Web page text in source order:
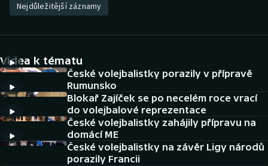
Atletika
DALŠÍ SPORTY
Americký fotbal
Baseball a softbal
NEPŘEHLÉDNĚTE
Historické návraty
Nejdůležitější záznamy
Videa k tématu
České volejbalistky porazily v přípravě
Rumunsko
Blokař Zajíček se po necelém roce vrací
do volejbalové reprezentace
České volejbalistky zahájily přípravu na
domácí ME
České volejbalistky na závěr Ligy národů
porazily Francii